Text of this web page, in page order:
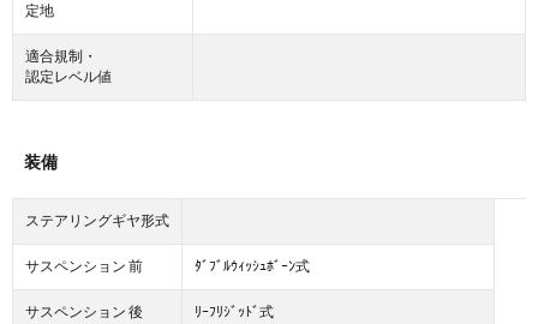
定地
適合規制・
認定レベル値
装備
ステアリングギヤ形式
サスペンション 前 ﾀﾞﾌﾞﾙｳｨｯｼｭﾎﾞｰﾝ式
サスペンション 後 ﾘｰﾌﾘｼﾞｯﾄﾞ式